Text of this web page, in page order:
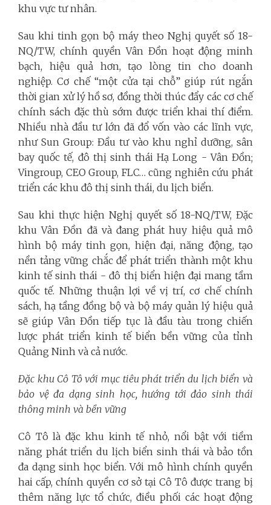
khu vực tư nhân.
Sau khi tinh gọn bộ máy theo Nghị quyết số 18-
NQ/TW, chính quyền Vân Đồn hoạt động minh
bạch, hiệu quả hơn, tạo lòng tin cho doanh
nghiệp. Cơ chế “một cửa tại chỗ” giúp rút ngắn
thời gian xử lý hồ sơ, đồng thời thúc đẩy các cơ chế
chính sách đặc thù sớm được triển khai thí điểm.
Nhiều nhà đầu tư lớn đã đổ vốn vào các lĩnh vực,
như Sun Group: Đầu tư vào khu nghỉ dưỡng, sân
bay quốc tế, đô thị sinh thái Hạ Long - Vân Đồn;
Vingroup, CEO Group, FLC… cũng nghiên cứu phát
triển các khu đô thị sinh thái, du lịch biển.
Sau khi thực hiện Nghị quyết số 18-NQ/TW, Đặc
khu Vân Đồn đã và đang phát huy hiệu quả mô
hình bộ máy tinh gọn, hiện đại, năng động, tạo
nền tảng vững chắc để phát triển thành một khu
kinh tế sinh thái - đô thị biển hiện đại mang tầm
quốc tế. Những thuận lợi về vị trí, cơ chế chính
sách, hạ tầng đồng bộ và bộ máy quản lý hiệu quả
sẽ giúp Vân Đồn tiếp tục là đầu tàu trong chiến
lược phát triển kinh tế biển bền vững của tỉnh
Quảng Ninh và cả nước.
Đặc khu Cô Tô với mục tiêu phát triển du lịch biển và
bảo vệ đa dạng sinh học, hướng tới đảo sinh thái
thông minh và bền vững
Cô Tô là đặc khu kinh tế nhỏ, nổi bật với tiềm
năng phát triển du lịch biển sinh thái và bảo tồn
đa dạng sinh học biển. Với mô hình chính quyền
hai cấp, chính quyền cơ sở tại Cô Tô được trang bị
thêm năng lực tổ chức, điều phối các hoạt động